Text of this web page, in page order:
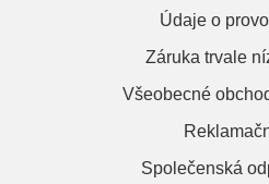
Údaje o
Záruka trvale
Všeobecné
Společenská